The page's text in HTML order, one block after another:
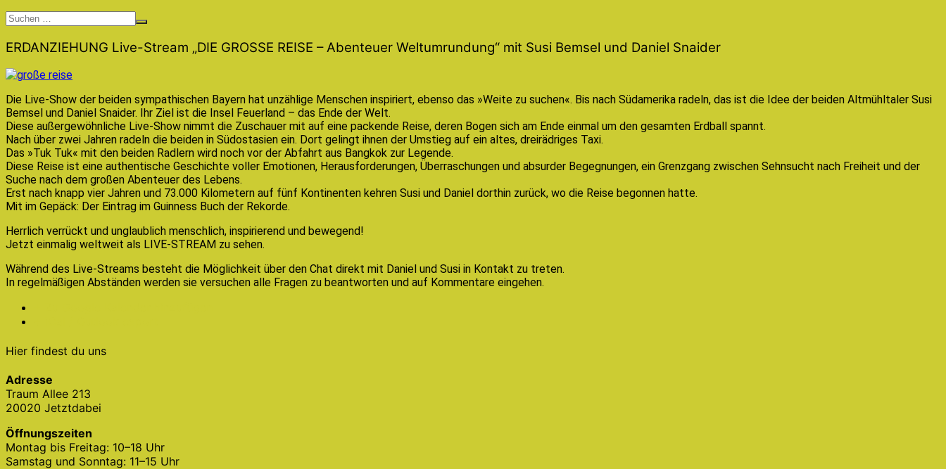
ERDANZIEHUNG Live-Stream „DIE GROSSE REISE – Abenteuer Weltumrundung“ mit Susi Bemsel und Daniel Snaider
Die Live-Show der beiden sympathischen Bayern hat unzählige Menschen inspiriert, ebenso das »Weite zu suchen«. Bis nach Südamerika radeln, das ist die Idee der beiden Altmühltaler Susi
Bemsel und Daniel Snaider. Ihr Ziel ist die Insel Feuerland – das Ende der Welt.
Diese außergewöhnliche Live-Show nimmt die Zuschauer mit auf eine packende Reise, deren Bogen sich am Ende einmal um den gesamten Erdball spannt.
Nach über zwei Jahren radeln die beiden in Südostasien ein. Dort gelingt ihnen der Umstieg auf ein altes, dreirädriges Taxi.
Das »Tuk Tuk« mit den beiden Radlern wird noch vor der Abfahrt aus Bangkok zur Legende.
Diese Reise ist eine authentische Geschichte voller Emotionen, Herausforderungen, Überraschungen und absurder Begegnungen, ein Grenzgang zwischen Sehnsucht nach Freiheit und der
Suche nach dem großen Abenteuer des Lebens.
Erst nach knapp vier Jahren und 73.000 Kilometern auf fünf Kontinenten kehren Susi und Daniel dorthin zurück, wo die Reise begonnen hatte.
Mit im Gepäck: Der Eintrag im Guinness Buch der Rekorde.
Herrlich verrückt und unglaublich menschlich, inspirierend und bewegend!
Jetzt einmalig weltweit als LIVE-STREAM zu sehen.
Während des Live-Streams besteht die Möglichkeit über den Chat direkt mit Daniel und Susi in Kontakt zu treten.
In regelmäßigen Abständen werden sie versuchen alle Fragen zu beantworten und auf Kommentare eingehen.
Hier findest du uns
Adresse
Traum Allee 213
20020 Jetztdabei
Öffnungszeiten
Montag bis Freitag: 10–18 Uhr
Samstag und Sonntag: 11–15 Uhr